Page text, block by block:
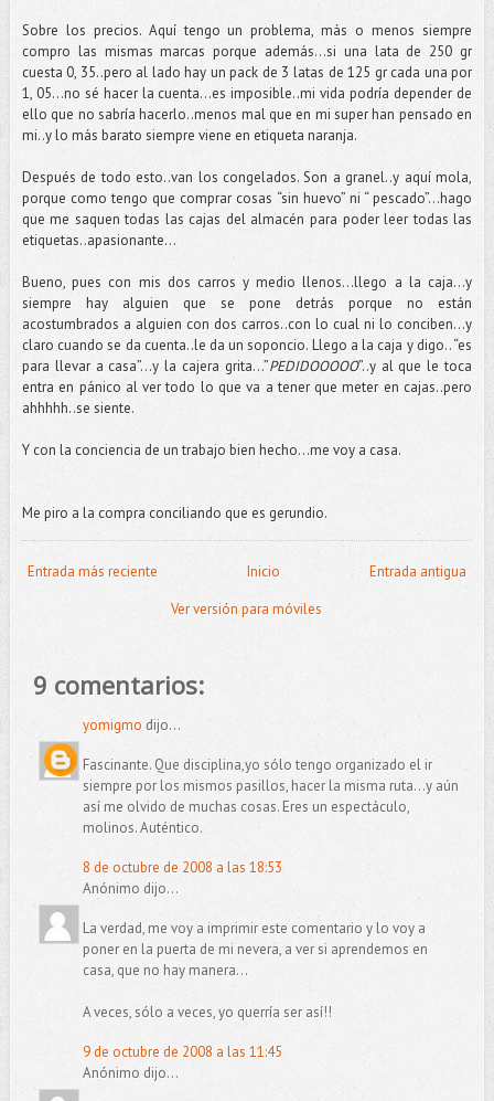
Sobre los precios. Aquí tengo un problema, más o menos siempre
compro las mismas marcas porque además…si una lata de 250 gr
cuesta 0, 35..pero al lado hay un pack de 3 latas de 125 gr cada una por
1, 05…no sé hacer la cuenta…es imposible..mi vida podría depender de
ello que no sabría hacerlo..menos mal que en mi super han pensado en
mi..y lo más barato siempre viene en etiqueta naranja.
Después de todo esto..van los congelados. Son a granel..y aquí mola,
porque como tengo que comprar cosas “sin huevo” ni “ pescado”…hago
que me saquen todas las cajas del almacén para poder leer todas las
etiquetas..apasionante…
Bueno, pues con mis dos carros y medio llenos…llego a la caja…y
siempre hay alguien que se pone detrás porque no están
acostumbrados a alguien con dos carros..con lo cual ni lo conciben…y
claro cuando se da cuenta..le da un soponcio. Llego a la caja y digo.. “es
para llevar a casa”…y la cajera grita…”PEDIDOOOOO”..y al que le toca
entra en pánico al ver todo lo que va a tener que meter en cajas..pero
ahhhhh..se siente.
Y con la conciencia de un trabajo bien hecho…me voy a casa.
Me piro a la compra conciliando que es gerundio.
Entrada más reciente Entrada antigua
Inicio
Ver versión para móviles
9 comentarios:
yomigmo dijo...
Fascinante. Que disciplina,yo sólo tengo organizado el ir
siempre por los mismos pasillos, hacer la misma ruta...y aún
así me olvido de muchas cosas. Eres un espectáculo,
molinos. Auténtico.
8 de octubre de 2008 a las 18:53
Anónimo dijo...
La verdad, me voy a imprimir este comentario y lo voy a
poner en la puerta de mi nevera, a ver si aprendemos en
casa, que no hay manera...
A veces, sólo a veces, yo querría ser así!!
9 de octubre de 2008 a las 11:45
Anónimo dijo...